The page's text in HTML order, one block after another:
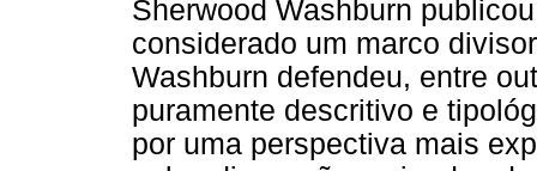
Sherwood Washburn
considerado um marco
Washburn defendeu, entre
puramente descritivo e
por uma perspectiva mais